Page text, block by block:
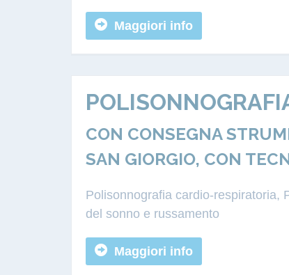
Maggiori info
CON CONSEGNA
SAN GIORGIO, CON
Polisonnografia cardio-respiratoria,
del sonno e russamento
Maggiori info